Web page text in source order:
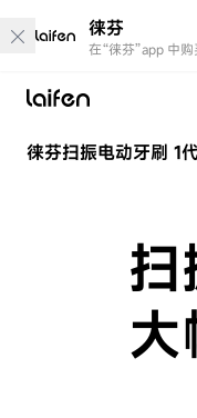
徕芬
在“徕芬”app 中购
徕芬扫振电动牙刷 1代
扫
大